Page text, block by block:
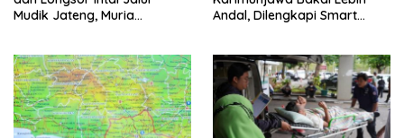
Mudik Jateng, Muria
Andal, Dilengkapi Smart